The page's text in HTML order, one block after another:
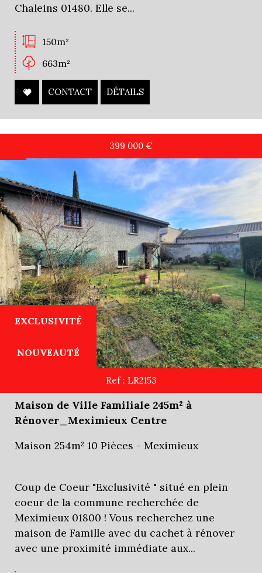
Chaleins 01480. Elle se...
150m²
663m²
CONTACT DÉTAILS
EXCLUSIVITÉ
NOUVEAUTÉ
399 000 €
Ref : LR2153
Maison de Ville Familiale 245m² à
Rénover_Meximieux Centre
Maison 254m² 10 Pièces - Meximieux
Coup de Coeur "Exclusivité " situé en plein
coeur de la commune recherchée de
Meximieux 01800 ! Vous recherchez une
maison de Famille avec du cachet à rénover
avec une proximité immédiate aux...